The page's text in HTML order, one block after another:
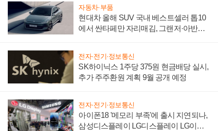
자동차·부품
현대차 올해 SUV 국내 베스트셀러 톱10
에서 싼타페만 자리매김, 그랜저·아반떼
전자·전기·정보통신
SK하이닉스 1주당 375원 현금배당 실시,
추가 주주환원 계획 9월 공개 예정
전자·전기·정보통신
아이폰18 '메모리 부족'에 출시 지연되나,
삼성디스플레이 LG디스플레이 LG이노